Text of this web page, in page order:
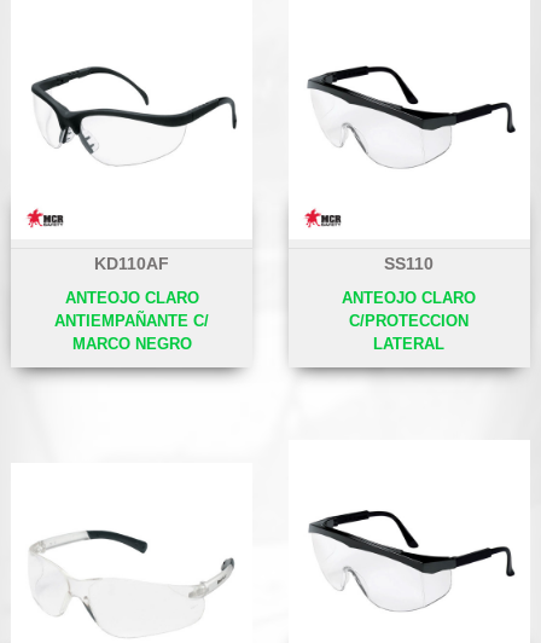
KD110AF
ANTEOJO CLARO
ANTIEMPAÑANTE C/
MARCO NEGRO
SS110
ANTEOJO CLARO
C/PROTECCION
LATERAL